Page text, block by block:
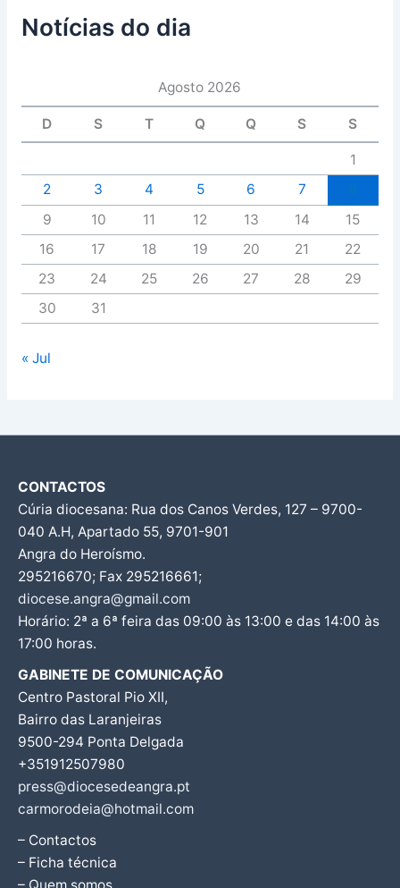
Notícias do dia
Agosto 2026
D S T Q Q S S
1
2
3 4 5 6 7
9
10 11 12 13 14
15
16
17 18 19 20 21
22
23
24 25 26 27 28
29
30
31
« Jul
CONTACTOS
Cúria diocesana: Rua dos Canos Verdes, 127 – 9700-
040 A.H, Apartado 55, 9701-901
Angra do Heroísmo.
295216670; Fax 295216661;
diocese.angra@gmail.com
Horário: 2ª a 6ª feira das 09:00 às 13:00 e das 14:00 às
17:00 horas.
GABINETE DE COMUNICAÇÃO
Centro Pastoral Pio XII,
Bairro das Laranjeiras
9500-294 Ponta Delgada
+351912507980
press@diocesedeangra.pt
carmorodeia@hotmail.com
– Contactos
– Ficha técnica
– Quem somos